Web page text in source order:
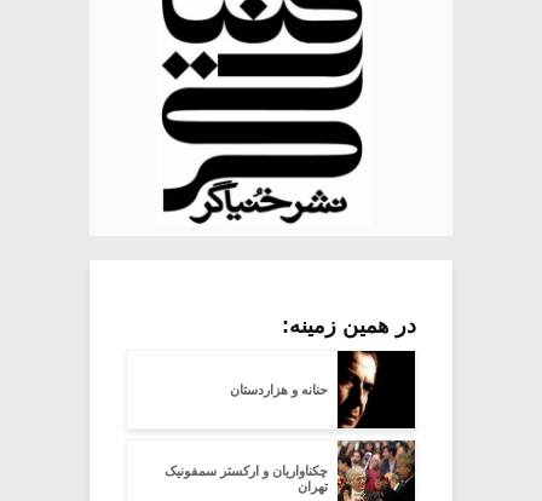
در همین زمینه:
حنانه و هزاردستان
چکناواریان و ارکستر سمفونیک
تهران